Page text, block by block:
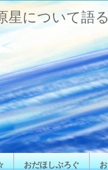
星について語
おだほしぶろぐ